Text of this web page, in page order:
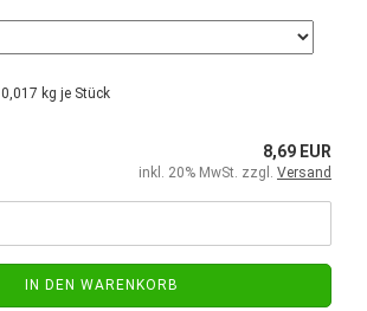
0,017 kg je Stück
8,69 EUR
inkl. 20% MwSt. zzgl. Versand
IN DEN WARENKORB